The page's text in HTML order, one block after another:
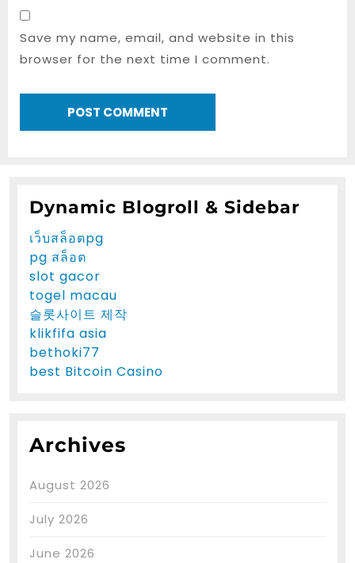
Save my name, email, and website in this
browser for the next time I comment.
Dynamic Blogroll & Sidebar
เว็บสล็อตpg
pg สล็อต
slot gacor
togel macau
슬롯사이트 제작
klikfifa asia
bethoki77
best Bitcoin Casino
Archives
August 2026
July 2026
June 2026